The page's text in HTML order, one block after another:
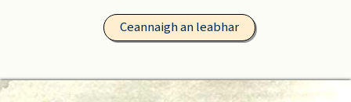
Ceannaigh an leabhar